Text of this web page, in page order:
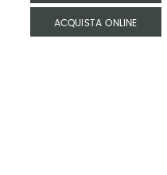
ACQUISTA ONLINE